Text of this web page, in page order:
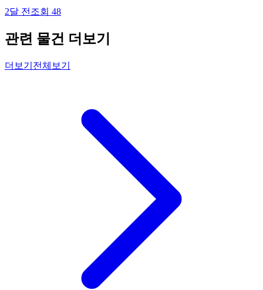
2달 전 조회 48
관련 물건 더보기
더보기 전체보기